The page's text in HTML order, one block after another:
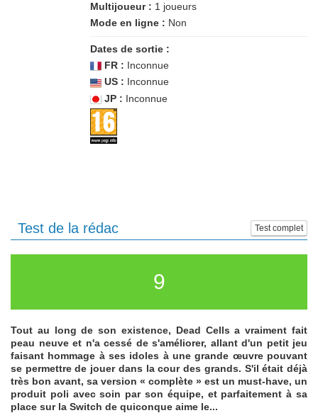
Multijoueur : 1 joueurs
Mode en ligne : Non
Dates de sortie :
FR : Inconnue
US : Inconnue
JP : Inconnue
Test complet
Test de la rédac
9
Tout au long de son existence, Dead Cells a vraiment fait
peau neuve et n'a cessé de s'améliorer, allant d'un petit jeu
faisant hommage à ses idoles à une grande œuvre pouvant
se permettre de jouer dans la cour des grands. S'il était déjà
très bon avant, sa version « complète » est un must-have, un
produit poli avec soin par son équipe, et parfaitement à sa
place sur la Switch de quiconque aime le...